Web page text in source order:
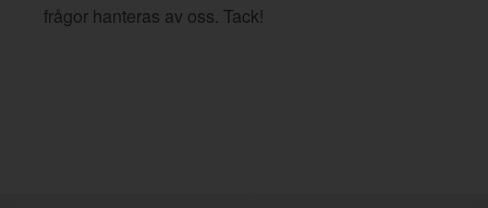
frågor hanteras av oss. Tack!